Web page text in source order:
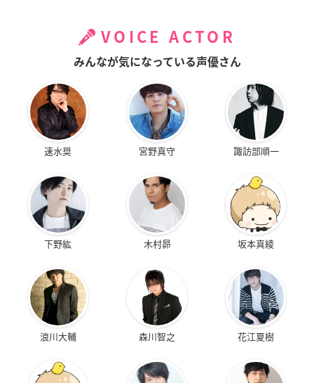
VOICE ACTOR
みんなが気になっている声優さん
速水奨 宮野真守 諏訪部順一
下野紘 木村昴 坂本真綾
浪川大輔 森川智之 花江夏樹